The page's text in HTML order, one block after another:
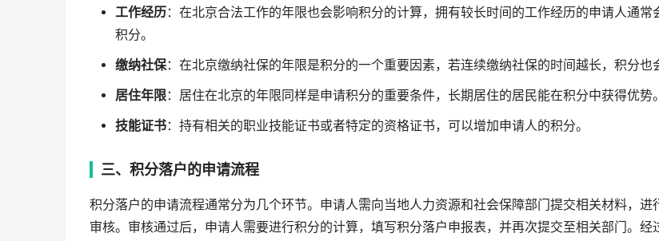
工作经历：在北京合法工作的年限也会影响积分的计算，拥有较长时间的工作经历的申请人通常
积分。
缴纳社保：在北京缴纳社保的年限是积分的一个重要因素，若连续缴纳社保的时间越长，积分也
居住年限：居住在北京的年限同样是申请积分的重要条件，长期居住的居民能在积分中获得优势。
技能证书：持有相关的职业技能证书或者特定的资格证书，可以增加申请人的积分。
三、积分落户的申请流程
积分落户的申请流程通常分为几个环节。申请人需向当地人力资源和社会保障部门提交相关材料，进
审核。审核通过后，申请人需要进行积分的计算，填写积分落户申报表，并再次提交至相关部门。经